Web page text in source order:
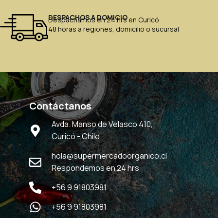
DESPACHOS A DOMICIO
Despachamos en 24 hrs en Curicó
48 horas a regiones, domicilio o sucursal
Contáctanos
Avda. Manso de Velasco 410,
Curicó - Chile
hola@supermercadoorganico.cl
Respondemos en 24 hrs
+56 9 91803981
+56 9 91803981